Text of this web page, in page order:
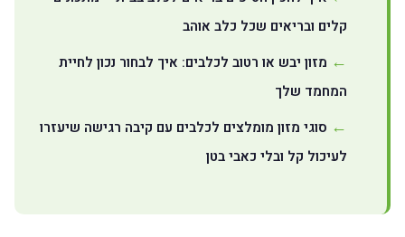
קלים ובריאים שכל כלב אוהב
מזון יבש או רטוב לכלבים: איך לבחור נכון לחיית
המחמד שלך
סוגי מזון מומלצים לכלבים עם קיבה רגישה שיעזרו
לעיכול קל ובלי כאבי בטן